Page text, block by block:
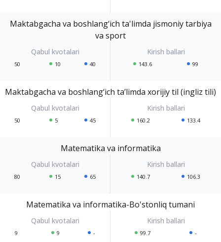
Maktabgacha va boshlang‘ich ta'limda jismoniy tarbiya
va sport
50 10 40 143.6 99
Maktabgacha va boshlang‘ich ta’limda xorijiy til (ingliz tili)
50 5 45 160.2 133.4
Matematika va informatika
80 15 65 140.7 106.3
Matematika va informatika-Bo'stonliq tumani
9 9 - 99.7 -